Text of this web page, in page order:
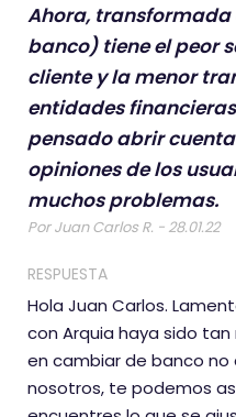
Ahora, transformada
banco) tiene el peor
cliente y la menor
entidades
pensado abrir
opiniones de los
muchos problemas.
Por Juan Carlos R. - 28.01.22
RESPUESTA
Hola Juan Carlos.
con Arquia haya sido
en cambiar de banco
nosotros, te podemos